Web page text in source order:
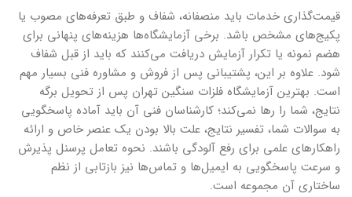
قیمت‌گذاری خدمات باید منصفانه، شفاف و طبق تعرفه‌های مصوب یا
پکیج‌های مشخص باشد. برخی آزمایشگاه‌ها هزینه‌های پنهانی برای
هضم نمونه یا تکرار آزمایش دریافت می‌کنند که باید از قبل شفاف
شود. علاوه بر این، پشتیبانی پس از فروش و مشاوره فنی بسیار مهم
است. بهترین آزمایشگاه فلزات سنگین تهران پس از تحویل برگه
نتایج، شما را رها نمی‌کند؛ کارشناسان فنی آن باید آماده پاسخگویی
به سوالات شما، تفسیر نتایج، علت بالا بودن یک عنصر خاص و ارائه
راهکارهای علمی برای رفع آلودگی باشند. نحوه تعامل پرسنل پذیرش
و سرعت پاسخگویی به ایمیل‌ها و تماس‌ها نیز بازتابی از نظم
ساختاری آن مجموعه است.